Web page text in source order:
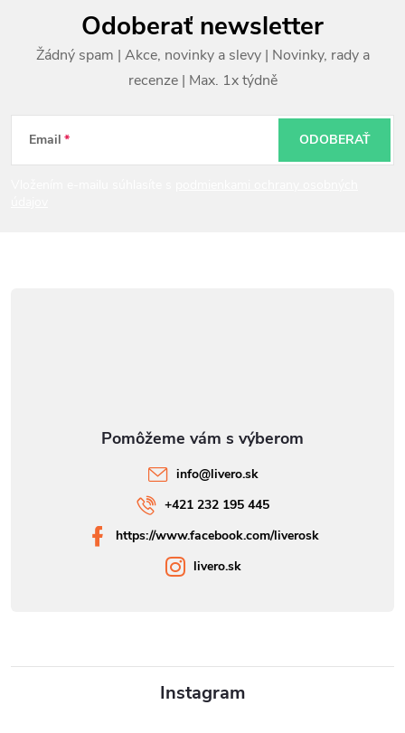
ä
Odoberať newsletter
Email ODOBERAŤ
Instagram
info@livero.sk
+421 232 195 445
https://www.facebook.com/liverosk
livero.sk